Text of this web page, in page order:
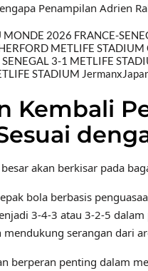
Penampilan Adrien
2026 FRANCE-
METLIFE
3-1 METLIFE
STADIUM
Kembali
akan berkisar pada
bola berbasis
3-4-3 atau 3-2-5
serangan dari
berperan penting dalam